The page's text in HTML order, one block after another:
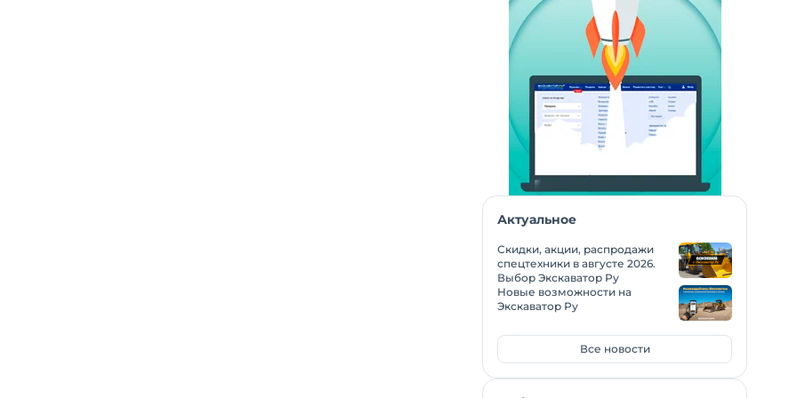
Актуальное
Скидки, акции, распродажи
спецтехники в августе 2026.
Выбор Экскаватор Ру
Новые возможности на
Экскаватор Ру
Все новости